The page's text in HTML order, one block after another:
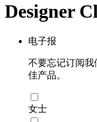
Designer
电子报
不要忘记订阅
佳产品。
女士